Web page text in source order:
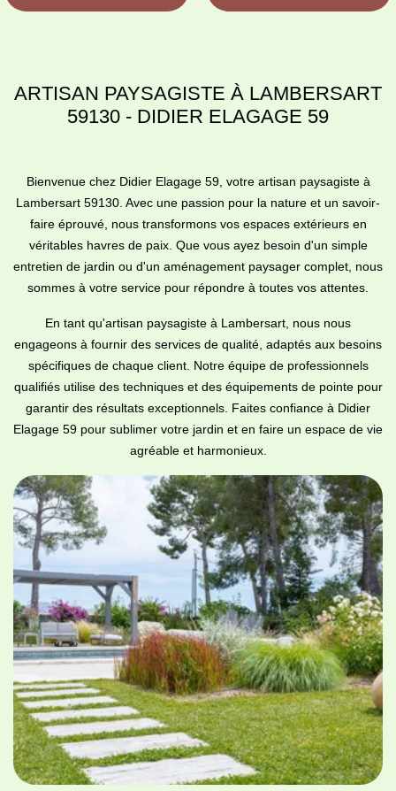
ARTISAN PAYSAGISTE À LAMBERSART
59130 - DIDIER ELAGAGE 59
Bienvenue chez Didier Elagage 59, votre artisan paysagiste à
Lambersart 59130. Avec une passion pour la nature et un savoir-
faire éprouvé, nous transformons vos espaces extérieurs en
véritables havres de paix. Que vous ayez besoin d'un simple
entretien de jardin ou d'un aménagement paysager complet, nous
sommes à votre service pour répondre à toutes vos attentes.
En tant qu'artisan paysagiste à Lambersart, nous nous
engageons à fournir des services de qualité, adaptés aux besoins
spécifiques de chaque client. Notre équipe de professionnels
qualifiés utilise des techniques et des équipements de pointe pour
garantir des résultats exceptionnels. Faites confiance à Didier
Elagage 59 pour sublimer votre jardin et en faire un espace de vie
agréable et harmonieux.